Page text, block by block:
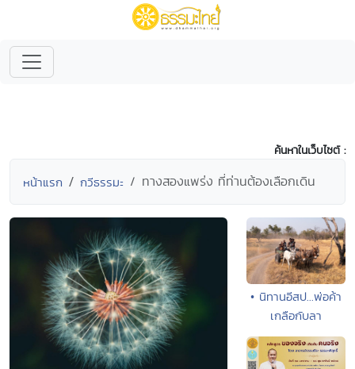
ค้นหาในเว็บไซต์ :
หน้าแรก กวีธรรมะ ทางสองแพร่ง ที่ท่านต้องเลือกเดิน
• นิทานอีสป...พ่อค้า
เกลือกับลา